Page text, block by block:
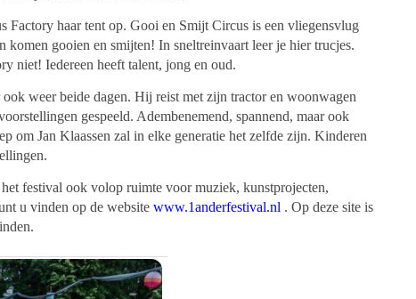
Factory haar tent op. Gooi en Smijt Circus is een vliegensvlug
komen gooien en smijten! In sneltreinvaart leer je hier trucjes.
niet! Iedereen heeft talent, jong en oud.
weer beide dagen. Hij reist met zijn tractor en woonwagen
gespeeld. Adembenemend, spannend, maar ook
om Jan Klaassen zal in elke generatie het zelfde zijn. Kinderen
festival ook volop ruimte voor muziek, kunstprojecten,
u vinden op de website www.1anderfestival.nl . Op deze site is